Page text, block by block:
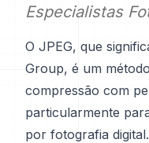
Especialistas
O JPEG, que
Group, é um
compressão com
particularmente
por fotografia